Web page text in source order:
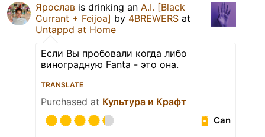
Ярослав is drinking an A.I. [Black
Currant + Feijoa] by 4BREWERS at
Untappd at Home
Если Вы пробовали когда либо
виноградную Fanta - это она.
TRANSLATE
Purchased at Культура и Крафт
Can